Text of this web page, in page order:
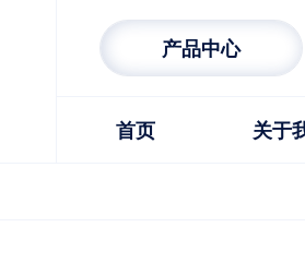
产品中心
首页 关于
同步考虑